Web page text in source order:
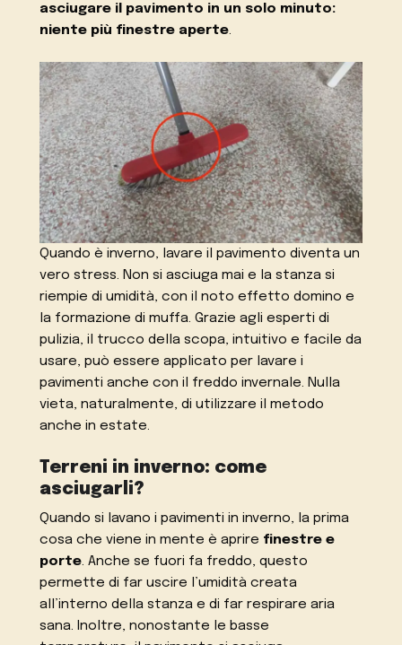
asciugare il pavimento in un solo minuto:
niente più finestre aperte.
Quando è inverno, lavare il pavimento diventa un
vero stress. Non si asciuga mai e la stanza si
riempie di umidità, con il noto effetto domino e
la formazione di muffa. Grazie agli esperti di
pulizia, il trucco della scopa, intuitivo e facile da
usare, può essere applicato per lavare i
pavimenti anche con il freddo invernale. Nulla
vieta, naturalmente, di utilizzare il metodo
anche in estate.
Terreni in inverno: come
asciugarli?
Quando si lavano i pavimenti in inverno, la prima
cosa che viene in mente è aprire finestre e
porte. Anche se fuori fa freddo, questo
permette di far uscire l’umidità creata
all’interno della stanza e di far respirare aria
sana. Inoltre, nonostante le basse